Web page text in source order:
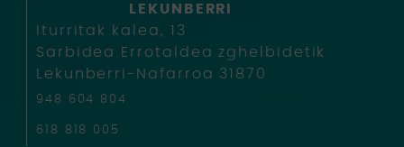
LEKUNBERRI
Iturritak kalea, 13
Sarbidea Errotaldea zghelbidetik
Lekunberri-Nafarroa 31870
948 604 804
618 818 005